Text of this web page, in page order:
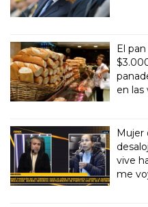
El
en las
Mujer
vive
me